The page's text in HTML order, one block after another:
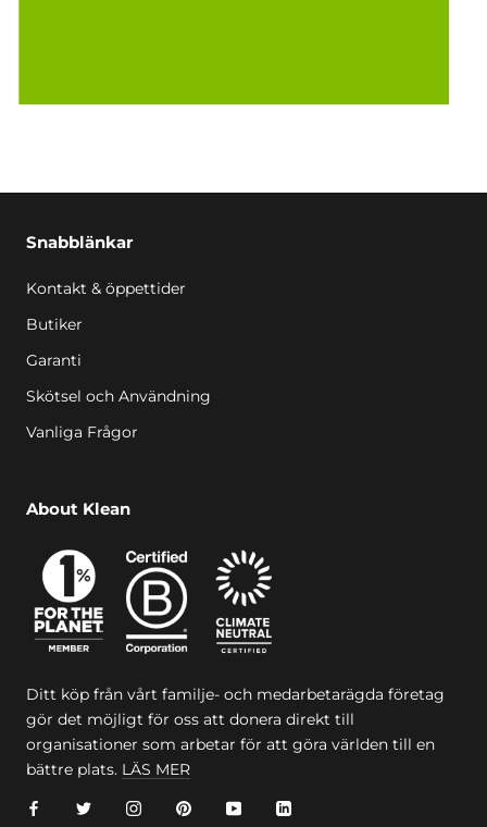
Snabblänkar
Kontakt & öppettider
Butiker
Garanti
Skötsel och Användning
Vanliga Frågor
About Klean
Ditt köp från vårt familje- och medarbetarägda företag
gör det möjligt för oss att donera direkt till
organisationer som arbetar för att göra världen till en
bättre plats. LÄS MER